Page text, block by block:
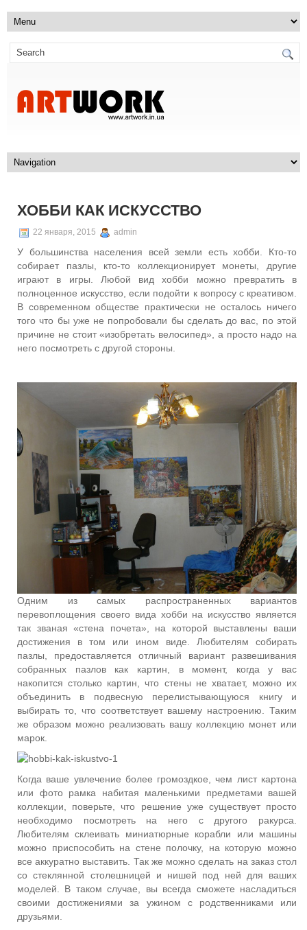
ХОББИ КАК ИСКУССТВО
22 января, 2015 admin
У большинства населения всей земли есть хобби. Кто-то
собирает пазлы, кто-то коллекционирует монеты, другие
играют в игры. Любой вид хобби можно превратить в
полноценное искусство, если подойти к вопросу с креативом.
В современном обществе практически не осталось ничего
того что бы уже не попробовали бы сделать до вас, по этой
причине не стоит «изобретать велосипед», а просто надо на
него посмотреть с другой стороны.
Одним из самых распространенных вариантов
перевоплощения своего вида хобби на искусство является
так званая «стена почета», на которой выставлены ваши
достижения в том или ином виде. Любителям собирать
пазлы, предоставляется отличный вариант развешивания
собранных пазлов как картин, в момент, когда у вас
накопится столько картин, что стены не хватает, можно их
объединить в подвесную перелистывающуюся книгу и
выбирать то, что соответствует вашему настроению. Таким
же образом можно реализовать вашу коллекцию монет или
марок.
Когда ваше увлечение более громоздкое, чем лист картона
или фото рамка набитая маленькими предметами вашей
коллекции, поверьте, что решение уже существует просто
необходимо посмотреть на него с другого ракурса.
Любителям склеивать миниатюрные корабли или машины
можно приспособить на стене полочку, на которую можно
все аккуратно выставить. Так же можно сделать на заказ стол
со стеклянной столешницей и нишей под ней для ваших
моделей. В таком случае, вы всегда сможете насладиться
своими достижениями за ужином с родственниками или
друзьями.